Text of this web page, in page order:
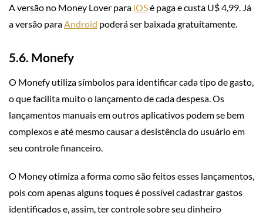
A versão no Money Lover para iOSé paga e custa U$ 4,99. Já
a versão paraAndroid poderá ser baixada gratuitamente.
5.6. Monefy
O Monefy utiliza símbolos para identificar cada tipo de gasto,
o que facilita muito o lançamento de cada despesa. Os
lançamentos manuais em outros aplicativos podem se bem
complexos e até mesmo causar a desistência do usuário em
seu controle financeiro.
O Money otimiza a forma como são feitos esses lançamentos,
pois com apenas alguns toques é possível cadastrar gastos
identificados e, assim, ter controle sobre seu dinheiro